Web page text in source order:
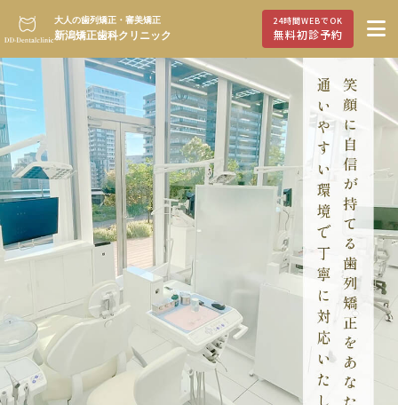
大人の歯列矯正・審美矯正
新潟矯正歯科クリニック
24時間WEBでOK
無料初診予約